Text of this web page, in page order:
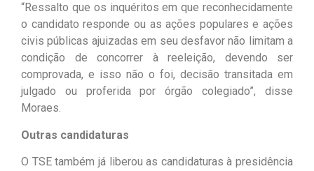
“Ressalto que os inquéritos em que reconhecidamente
o candidato responde ou as ações populares e ações
civis públicas ajuizadas em seu desfavor não limitam a
condição de concorrer à reeleição, devendo ser
comprovada, e isso não o foi, decisão transitada em
julgado ou proferida por órgão colegiado”, disse
Moraes.
Outras candidaturas
O TSE também já liberou as candidaturas à presidência